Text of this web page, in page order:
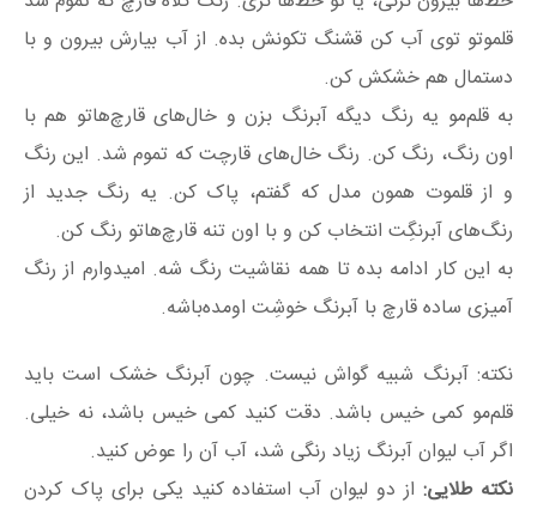
قلموتو توی آب کن قشنگ تکونش بده. از آب بیارش بیرون و با
دستمال هم خشکش کن.
به قلم‌مو یه رنگ دیگه آبرنگ بزن و خال‌های قارچ‌هاتو هم با
اون رنگ، رنگ کن. رنگ خال‌های قارچت که تموم شد. این رنگ
و از قلموت همون مدل که گفتم، پاک کن. یه رنگ جدید از
رنگ‌های آبرنگِت انتخاب کن و با اون تنه قارچ‌هاتو رنگ کن.
به این کار ادامه بده تا همه نقاشیت رنگ شه. امیدوارم از رنگ
آمیزی ساده قارچ با آبرنگ خوشِت اومده‌باشه.
نکته: آبرنگ شبیه گواش نیست. چون آبرنگ خشک است باید
قلم‌مو کمی خیس باشد. دقت کنید کمی خیس باشد، نه خیلی.
اگر آب لیوان آبرنگ زیاد رنگی شد، آب آن را عوض کنید.
نکته طلایی:از دو لیوان آب استفاده کنید یکی برای پاک کردن